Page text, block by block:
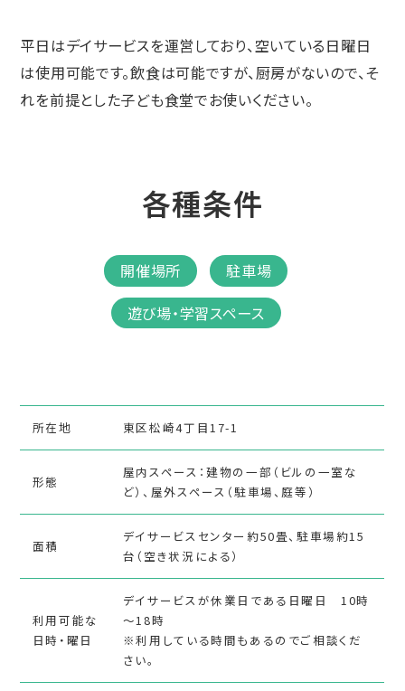
平日はデイサービスを運営しており、空いている日曜日
は使用可能です。飲食は可能ですが、厨房がないので、そ
れを前提とした子ども食堂でお使いください。
各種条件
開催場所
駐車場
遊び場・学習スペース
所在地 東区松崎4丁目17-1
形態
屋内スペース：建物の一部（ビルの一室な
ど）、屋外スペース（駐車場、庭等）
面積
デイサービスセンター約50畳、駐車場約15
台（空き状況による）
利用可能な
日時・曜日
デイサービスが休業日である日曜日 10時
～18時
※利用している時間もあるのでご相談くだ
さい。